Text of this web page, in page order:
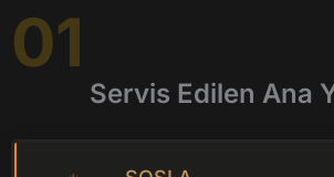
01
Servis Edilen Ana